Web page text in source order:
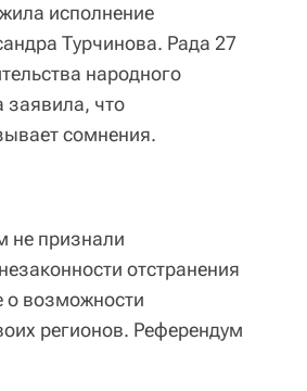
исполнение
Турчинова. Рада 27
народного
что
сомнения.
не признали
отстранения
о возможности
регионов. Референдум